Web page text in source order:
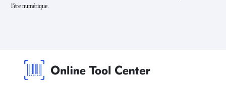
l'ère numérique.